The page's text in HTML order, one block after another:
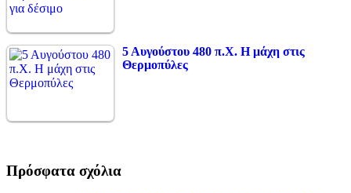
5 Αυγούστου 480 π.Χ. Η μάχη στις
Θερμοπύλες
Πρόσφατα σχόλια